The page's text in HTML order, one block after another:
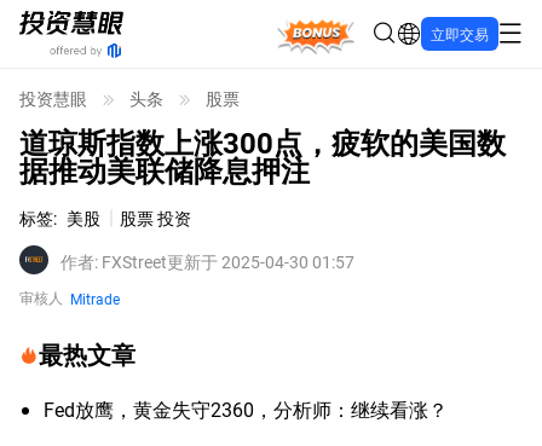
Bonus 立即交易
投资慧眼 头条 股票
道琼斯指数上涨300点，疲软的美国数
据推动美联储降息押注
标签: 美股
股票 投资
作者: FXStreet更新于 2025-04-30 01:57
审核人 Mitrade
最热文章
Fed放鹰，黄金失守2360，分析师：继续看涨？